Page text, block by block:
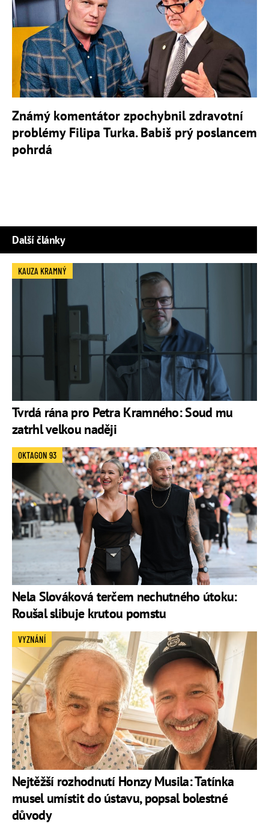
Známý komentátor zpochybnil zdravotní
problémy Filipa Turka. Babiš prý poslancem
pohrdá
Další články
Tvrdá rána pro Petra Kramného: Soud mu
zatrhl velkou naději
KAUZA KRAMNÝ
Nela Slováková terčem nechutného útoku:
Roušal slibuje krutou pomstu
OKTAGON 93
Nejtěžší rozhodnutí Honzy Musila: Tatínka
musel umístit do ústavu, popsal bolestné
důvody
VYZNÁNÍ